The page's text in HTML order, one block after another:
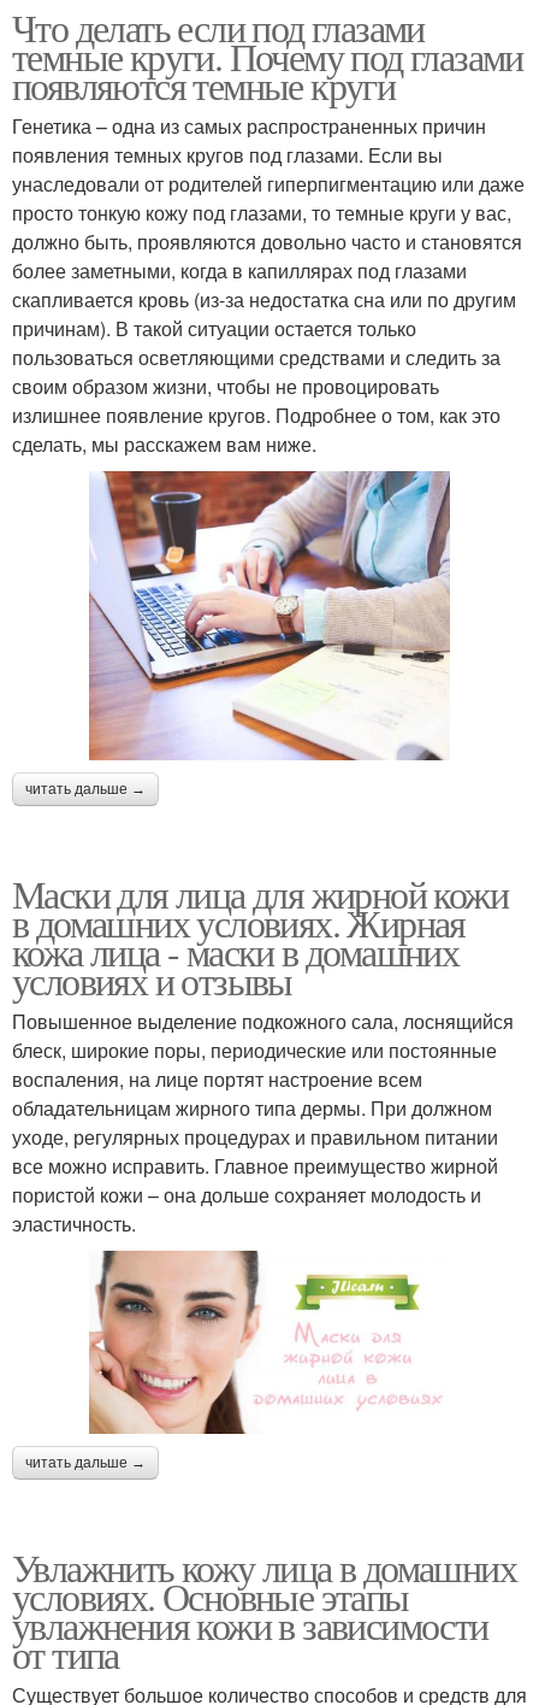
Что делать если под глазами
темные круги. Почему под глазами
появляются темные круги
Генетика – одна из самых распространенных причин
появления темных кругов под глазами. Если вы
унаследовали от родителей гиперпигментацию или даже
просто тонкую кожу под глазами, то темные круги у вас,
должно быть, проявляются довольно часто и становятся
более заметными, когда в капиллярах под глазами
скапливается кровь (из-за недостатка сна или по другим
причинам). В такой ситуации остается только
пользоваться осветляющими средствами и следить за
своим образом жизни, чтобы не провоцировать
излишнее появление кругов. Подробнее о том, как это
сделать, мы расскажем вам ниже.
читать дальше →
Маски для лица для жирной кожи
в домашних условиях. Жирная
кожа лица - маски в домашних
условиях и отзывы
Повышенное выделение подкожного сала, лоснящийся
блеск, широкие поры, периодические или постоянные
воспаления, на лице портят настроение всем
обладательницам жирного типа дермы. При должном
уходе, регулярных процедурах и правильном питании
все можно исправить. Главное преимущество жирной
пористой кожи – она дольше сохраняет молодость и
эластичность.
читать дальше →
Увлажнить кожу лица в домашних
условиях. Основные этапы
увлажнения кожи в зависимости
от типа
Существует большое количество способов и средств для